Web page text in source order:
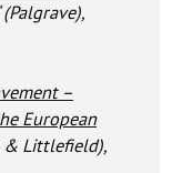
(Palgrave),
–
European
& Littlefield),